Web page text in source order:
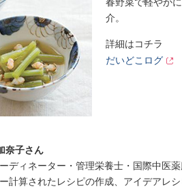
介。
詳細はコチラ
だいどこログ
奈子さん
ディネーター・管理栄養士・国際中医
計算されたレシピの作成、アイデアレ